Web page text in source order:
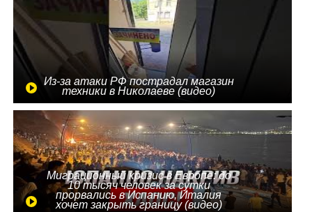
Из-за атаки РФ пострадал магазин
техники в Николаеве (видео)
Миграционный кризис в Европе: до
10 тысяч человек за сутки
прорвались в Испанию, Италия
хочет закрыть границу (видео)